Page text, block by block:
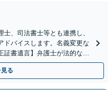
士、司法書士等とも連携し、
ドバイスします。名義変更な
証書遺言】弁護士が法的な観
る